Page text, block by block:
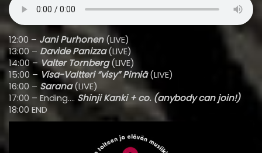
12:00 –Jani Purhonen(LIVE)
13:00 – Davide Panizza(LIVE)
14:00 –Valter Tornberg(LIVE)
15:00 – Visa-Valtteri “visy” Pimiä(LIVE)
16:00 – Sarana(LIVE)
17:00 – Ending…. Shinji Kanki + co. (anybody can join!)
18:00 END